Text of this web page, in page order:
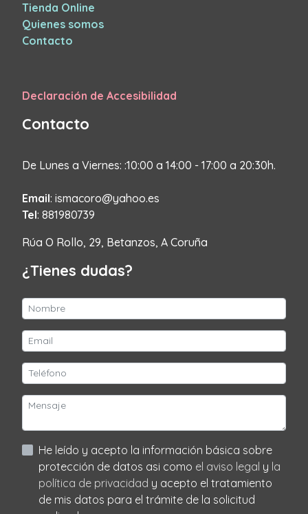
Tienda Online
Quienes somos
Contacto
Declaración de Accesibilidad
Contacto
De Lunes a Viernes: :10:00 a 14:00 - 17:00 a 20:30h.
Email: ismacoro@yahoo.es
Tel: 881980739
Rúa O Rollo, 29, Betanzos, A Coruña
¿Tienes dudas?
He leído y acepto la información básica sobre
protección de datos asi como el aviso legal y la
política de privacidad y acepto el tratamiento
de mis datos para el trámite de la solicitud